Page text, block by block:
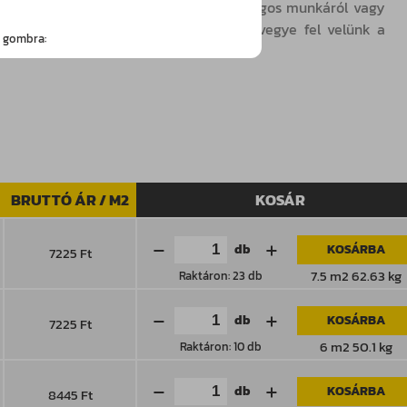
típust, legyen szó kisebb, házilagos munkáról vagy
raktárról, kérdés esetén pedig vegye fel velünk a
BRUTTÓ ÁR / M2 KOSÁR
7225 Ft db KOSÁRBA
Raktáron: 23 db 7.5 m2 62.63 kg
7225 Ft db KOSÁRBA
Raktáron: 10 db 6 m2 50.1 kg
8445 Ft db KOSÁRBA